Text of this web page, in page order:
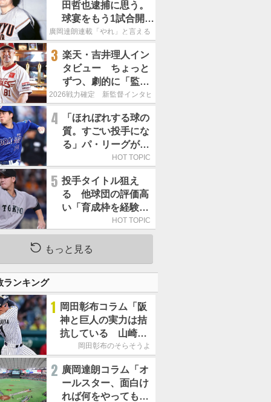
田哲也逮捕に思う。
球宴をもう1試合開催
でOB救済を」
廣岡達朗連載「やれ」と言える信念
3 楽天・吉井理人イン
タビュー ちょっと
ずつ、劇的に「監督
が代わると何もかも
は、チームにとって
良くないことなんで
す」
2026戦力確定 新監督インタビュー
4
「ほれぼれする球の
質。すごい投手にな
る」パ・リーグが驚
いた「中日の左腕」
HOT TOPIC
5 投手タイトル狙え
る 他球団の評価高
い「育成枠を経験し
た巨人の左腕」は
HOT TOPIC
もっと見る
ランキング
1
岡田彰布コラム「阪
神と巨人の実力は拮
抗している 山崎、
小笠原の存在は大き
岡田彰布のそらそうよ
2 廣岡達朗コラム「オ
ールスター、面白け
れば何をやってもい